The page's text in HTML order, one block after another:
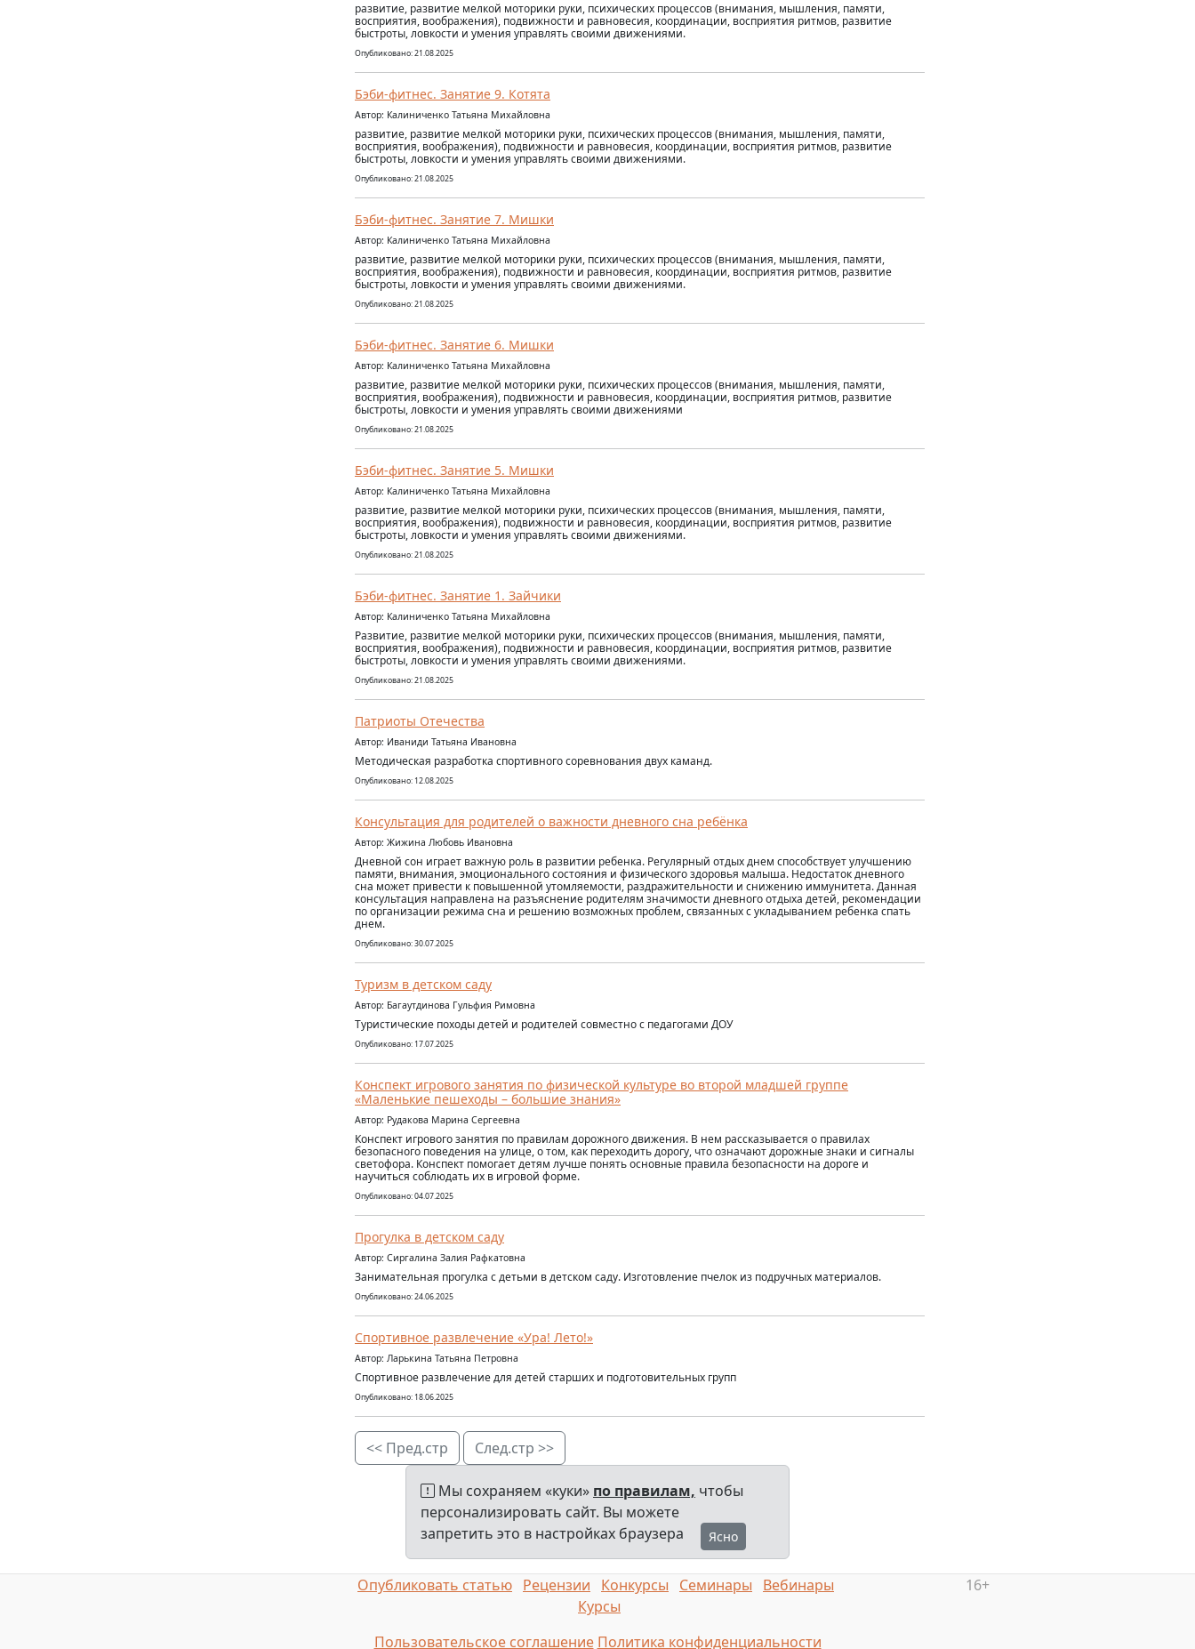
развитие, развитие мелкой моторики руки, психических процессов (внимания, мышления, памяти,
восприятия, воображения), подвижности и равновесия, координации, восприятия ритмов, развитие
быстроты, ловкости и умения управлять своими движениями.
Опубликовано: 21.08.2025
Бэби-фитнес. Занятие 9. Котята
Автор: Калиниченко Татьяна Михайловна
развитие, развитие мелкой моторики руки, психических процессов (внимания, мышления, памяти,
восприятия, воображения), подвижности и равновесия, координации, восприятия ритмов, развитие
быстроты, ловкости и умения управлять своими движениями.
Опубликовано: 21.08.2025
Бэби-фитнес. Занятие 7. Мишки
Автор: Калиниченко Татьяна Михайловна
развитие, развитие мелкой моторики руки, психических процессов (внимания, мышления, памяти,
восприятия, воображения), подвижности и равновесия, координации, восприятия ритмов, развитие
быстроты, ловкости и умения управлять своими движениями.
Опубликовано: 21.08.2025
Бэби-фитнес. Занятие 6. Мишки
Автор: Калиниченко Татьяна Михайловна
развитие, развитие мелкой моторики руки, психических процессов (внимания, мышления, памяти,
восприятия, воображения), подвижности и равновесия, координации, восприятия ритмов, развитие
быстроты, ловкости и умения управлять своими движениями
Опубликовано: 21.08.2025
Бэби-фитнес. Занятие 5. Мишки
Автор: Калиниченко Татьяна Михайловна
развитие, развитие мелкой моторики руки, психических процессов (внимания, мышления, памяти,
восприятия, воображения), подвижности и равновесия, координации, восприятия ритмов, развитие
быстроты, ловкости и умения управлять своими движениями.
Опубликовано: 21.08.2025
Бэби-фитнес. Занятие 1. Зайчики
Автор: Калиниченко Татьяна Михайловна
Развитие, развитие мелкой моторики руки, психических процессов (внимания, мышления, памяти,
восприятия, воображения), подвижности и равновесия, координации, восприятия ритмов, развитие
быстроты, ловкости и умения управлять своими движениями.
Опубликовано: 21.08.2025
Патриоты Отечества
Автор: Иваниди Татьяна Ивановна
Методическая разработка спортивного соревнования двух каманд.
Опубликовано: 12.08.2025
Консультация для родителей о важности дневного сна ребёнка
Автор: Жижина Любовь Ивановна
Дневной сон играет важную роль в развитии ребенка. Регулярный отдых днем способствует улучшению
памяти, внимания, эмоционального состояния и физического здоровья малыша. Недостаток дневного
сна может привести к повышенной утомляемости, раздражительности и снижению иммунитета. Данная
консультация направлена на разъяснение родителям значимости дневного отдыха детей, рекомендации
по организации режима сна и решению возможных проблем, связанных с укладыванием ребенка спать
днем.
Опубликовано: 30.07.2025
Туризм в детском саду
Автор: Багаутдинова Гульфия Римовна
Туристические походы детей и родителей совместно с педагогами ДОУ
Опубликовано: 17.07.2025
Конспект игрового занятия по физической культуре во второй младшей группе
«Маленькие пешеходы – большие знания»
Автор: Рудакова Марина Сергеевна
Конспект игрового занятия по правилам дорожного движения. В нем рассказывается о правилах
безопасного поведения на улице, о том, как переходить дорогу, что означают дорожные знаки и сигналы
светофора. Конспект помогает детям лучше понять основные правила безопасности на дороге и
научиться соблюдать их в игровой форме.
Опубликовано: 04.07.2025
Прогулка в детском саду
Автор: Сиргалина Залия Рафкатовна
Занимательная прогулка с детьми в детском саду. Изготовление пчелок из подручных материалов.
Опубликовано: 24.06.2025
Спортивное развлечение «Ура! Лето!»
Автор: Ларькина Татьяна Петровна
Спортивное развлечение для детей старших и подготовительных групп
Опубликовано: 18.06.2025
<< Пред.стр След.стр >>
Мы сохраняем «куки» по правилам, чтобы
персонализировать сайт. Вы можете
запретить это в настройках браузера
Ясно
Опубликовать статью Рецензии Конкурсы Семинары
Вебинары
Курсы
Пользовательское соглашение Политика конфиденциальности
16+